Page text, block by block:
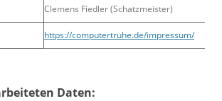
Clemens Fiedler (Schatzmeister)
https://computertruhe.de/impressum/
Daten: